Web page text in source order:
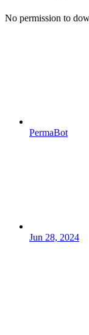
No permission to
PermaBot
Jun 28, 2024